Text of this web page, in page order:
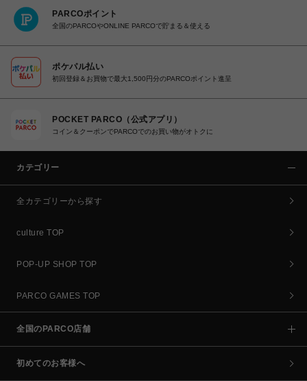
PARCOポイント
全国のPARCOやONLINE PARCOで貯まる＆使える
ポケパル払い
初回登録＆お買物で最大1,500円分のPARCOポイント進呈
POCKET PARCO（公式アプリ）
コイン＆クーポンでPARCOでのお買い物がオトクに
カテゴリー
全カテゴリーから探す
culture TOP
POP-UP SHOP TOP
PARCO GAMES TOP
全国のPARCO店舗
初めてのお客様へ